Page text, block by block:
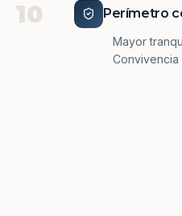
10 Perímetro
Mayor